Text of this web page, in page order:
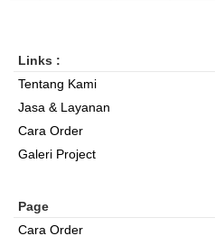
Links :
Tentang Kami
Jasa & Layanan
Cara Order
Galeri Project
Page
Cara Order